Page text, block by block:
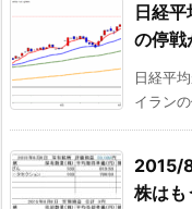
日経
の停戦
日経平
イラン
2015/
株はも